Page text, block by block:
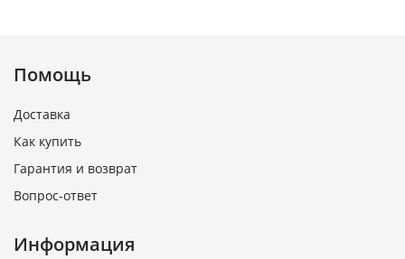
Помощь
Доставка
Как купить
Гарантия и возврат
Вопрос-ответ
Информация